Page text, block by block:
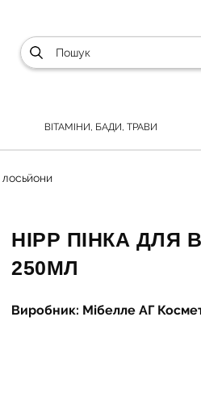
ВІТАМІНИ, БАДИ, ТРАВИ
лосьйони
HIPP ПІНКА ДЛЯ
250МЛ
Виробник: Мібелле АГ